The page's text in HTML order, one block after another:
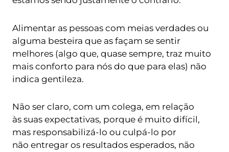
Alimentar as pessoas com meias verdades ou
alguma besteira que as façam se sentir
melhores (algo que, quase sempre, traz muito
mais conforto para nós do que para elas) não
indica gentileza.
Não ser claro, com um colega, em relação
às suas expectativas, porque é muito difícil,
mas responsabilizá-lo ou culpá-lo por
não entregar os resultados esperados, não